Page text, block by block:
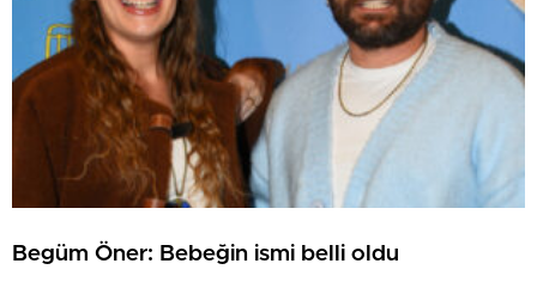
Begüm Öner: Bebeğin ismi belli oldu